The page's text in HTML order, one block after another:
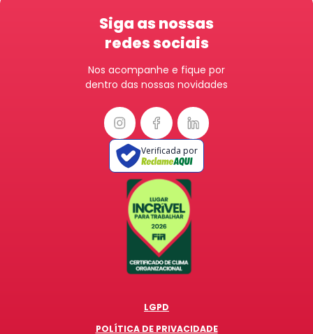
Siga as nossas
redes sociais
Nos acompanhe e fique por
dentro das nossas novidades
Verificada por
LGPD
POLÍTICA DE PRIVACIDADE